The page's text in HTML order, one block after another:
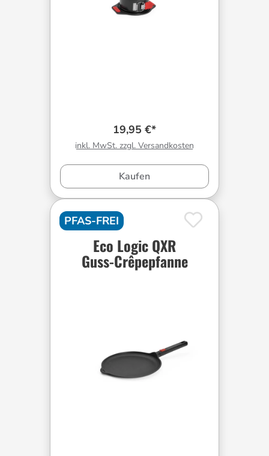
19,95 €*
inkl. MwSt. zzgl. Versandkosten
Kaufen
PFAS-FREI
Eco Logic QXR
Guss-Crêpepfanne